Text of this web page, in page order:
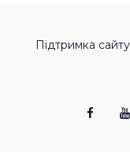
Підтримка